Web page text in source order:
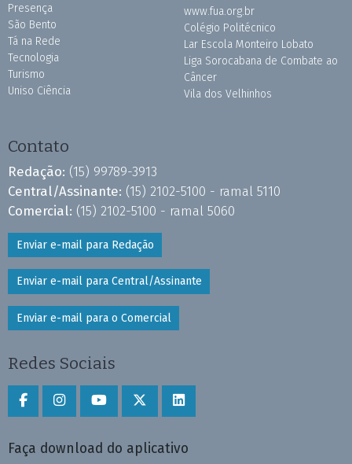
Presença
São Bento
Tá na Rede
Tecnologia
Turismo
Uniso Ciência
www.fua.org.br
Colégio Politécnico
Lar Escola Monteiro Lobato
Liga Sorocabana de Combate ao
Câncer
Vila dos Velhinhos
Contato
Redação: (15) 99789-3913
Central/Assinante: (15) 2102-5100 - ramal 5110
Comercial: (15) 2102-5100 - ramal 5060
Enviar e-mail para Redação
Enviar e-mail para Central/Assinante
Enviar e-mail para o Comercial
Redes Sociais
Faça download do aplicativo